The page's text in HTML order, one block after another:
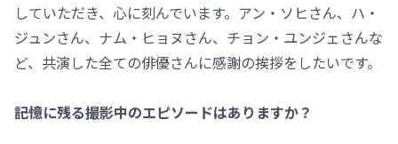
していただき、心に刻んでいます。アン・ソヒさん、ハ・
ジュンさん、ナム・ヒョヌさん、チョン・ユンジェさんな
ど、共演した全ての俳優さんに感謝の挨拶をしたいです。
――記憶に残る撮影中のエピソードはありますか？